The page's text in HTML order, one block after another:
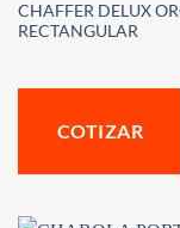
CHAFFER DELUX
RECTANGULAR
COTIZAR